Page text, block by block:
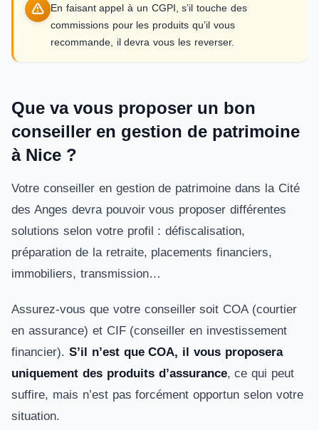
En faisant appel à un CGPI, s’il touche des
commissions pour les produits qu’il vous
recommande, il devra vous les reverser.
Que va vous proposer un bon
conseiller en gestion de patrimoine
à Nice ?
Votre conseiller en gestion de patrimoine dans la Cité
des Anges devra pouvoir vous proposer différentes
solutions selon votre profil : défiscalisation,
préparation de la retraite, placements financiers,
immobiliers, transmission…
Assurez-vous que votre conseiller soit COA (courtier
en assurance) et CIF (conseiller en investissement
financier). S’il n’est que COA, il vous proposera
uniquement des produits d’assurance, ce qui peut
suffire, mais n’est pas forcément opportun selon votre
situation.